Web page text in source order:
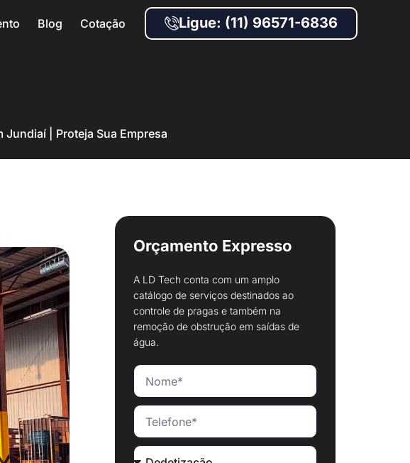
Blog Cotação Ligue: (11) 96571-6836
Jundiaí | Proteja Sua Empresa
Orçamento Expresso
A LD Tech conta com um amplo
catálogo de serviços destinados ao
controle de pragas e também na
remoção de obstrução em saídas de
água.